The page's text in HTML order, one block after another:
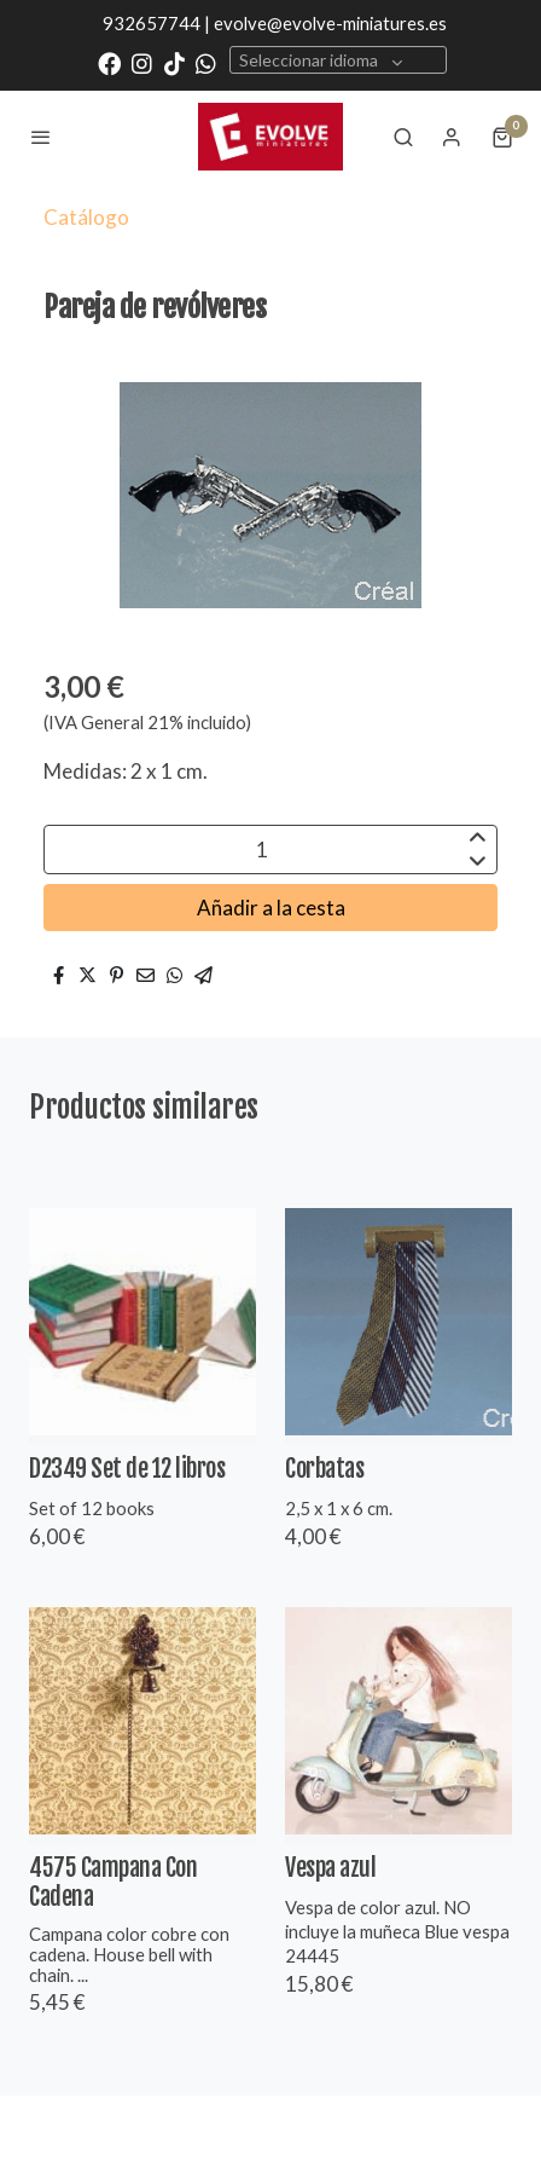
932657744 | evolve@evolve-miniatures.es
Seleccionar idioma
0
Catálogo
Pareja de revólveres
3,00 €
(IVA General 21% incluido)
Medidas: 2 x 1 cm.
Añadir a la cesta
Productos similares
D2349 Set de 12 libros
Set of 12 books
6,00 €
Corbatas
2,5 x 1 x 6 cm.
4,00 €
4575 Campana Con
Cadena
Campana color cobre con
cadena. House bell with
chain. ...
5,45 €
Vespa azul
Vespa de color azul. NO
incluye la muñeca Blue vespa
24445
15,80 €